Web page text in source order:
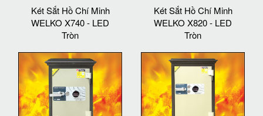
Két Sắt Hồ Chí Minh
WELKO X740 - LED
Tròn
Két Sắt Hồ Chí Minh
WELKO X820 - LED
Tròn